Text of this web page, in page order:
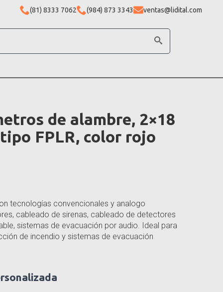
(81) 8333 7062 (984) 873 3343 ventas@lidital.com
de alambre, 2×18
FPLR, color rojo
tecnologías convencionales y analogo
cableado de sirenas, cableado de detectores
sistemas de evacuación por audio. Ideal para
de incendio y sistemas de evacuación